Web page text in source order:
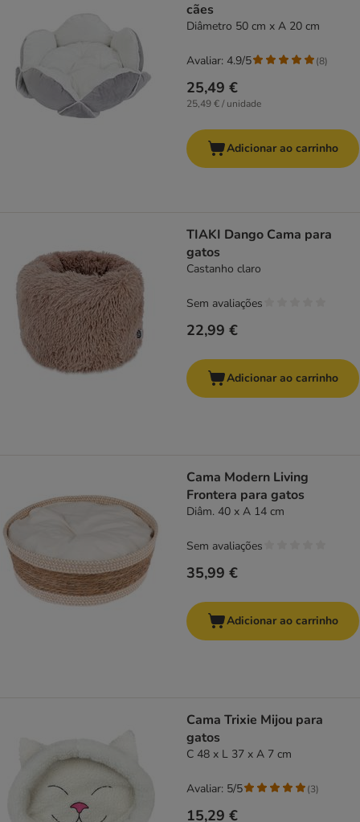
cães
Diâmetro 50 cm x A 20 cm
25,49 €
25,49 € / unidade
Avaliar: 4.9/5 (8)
Adicionar ao carrinho
TIAKI Dango Cama para
gatos
Castanho claro
22,99 €
Sem avaliações
Adicionar ao carrinho
Cama Modern Living
Frontera para gatos
Diâm. 40 x A 14 cm
35,99 €
Sem avaliações
Adicionar ao carrinho
Cama Trixie Mijou para
gatos
C 48 x L 37 x A 7 cm
15,29 €
Avaliar: 5/5 (3)